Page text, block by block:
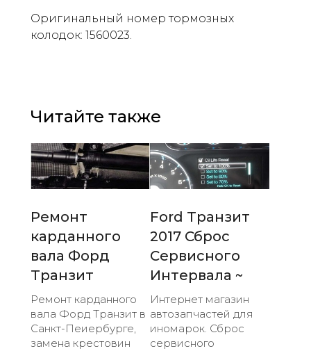
Оригинальный номер тормозных
колодок: 1560023.
Читайте также
Ремонт
карданного
вала Форд
Транзит
Ремонт карданного
вала Форд Транзит в
Санкт-Пеиербурге,
замена крестовин
Ford Транзит
2017 Сброс
Сервисного
Интервала ~
Интернет магазин
автозапчастей для
иномарок. Сброс
сервисного